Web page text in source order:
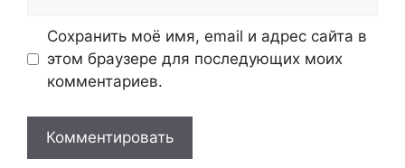
Сохранить моё имя, email и адрес сайта в
этом браузере для последующих моих
комментариев.